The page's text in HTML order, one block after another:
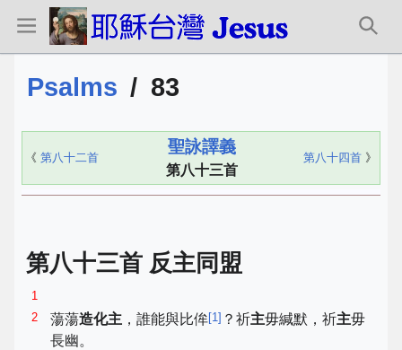
Psalms / 83
《 第八十二首
聖詠譯義
第八十三首
第八十四首 》
第八十三首 反主同盟
1
2
蕩蕩造化主 ，誰能與比侔[1] ？祈主毋緘默，祈主毋
長幽。